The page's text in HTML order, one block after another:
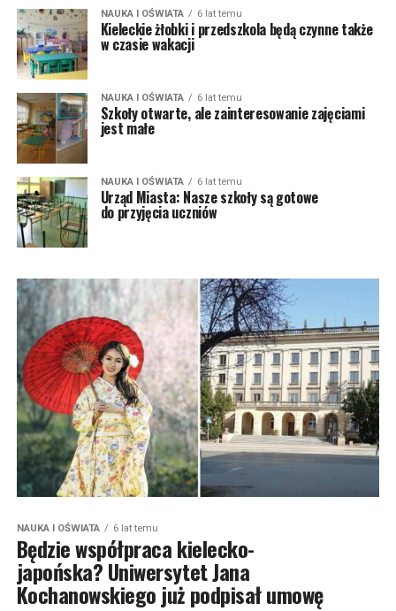
NAUKA I OŚWIATA 6 lat temu
Kieleckie żłobki i przedszkola będą czynne także
w czasie wakacji
NAUKA I OŚWIATA 6 lat temu
Szkoły otwarte, ale zainteresowanie zajęciami
jest małe
NAUKA I OŚWIATA 6 lat temu
Urząd Miasta: Nasze szkoły są gotowe
do przyjęcia uczniów
NAUKA I OŚWIATA 6 lat temu
Będzie współpraca kielecko-
japońska? Uniwersytet Jana
Kochanowskiego już podpisał umowę